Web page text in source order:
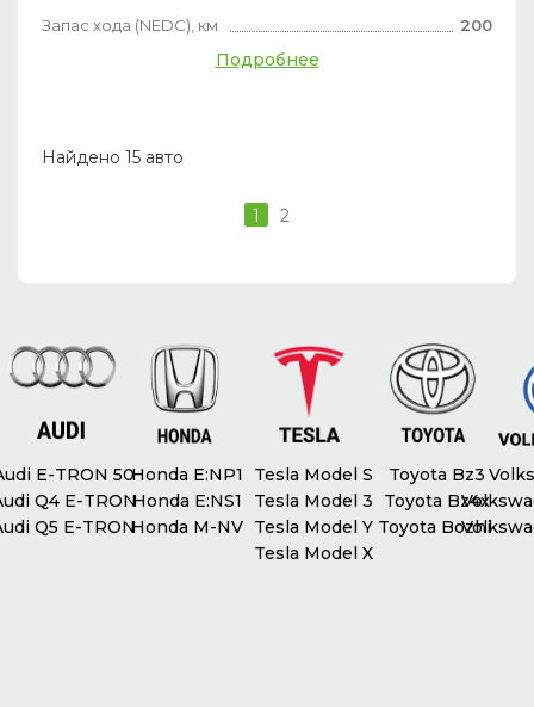
Запас хода (NEDC), км
200
Подробнее
Найдено 15 авто
1 2
E-TRON 50
Q4 E-TRON
Q5 E-TRON
Honda E:NP1
Honda E:NS1
Honda M-NV
Tesla Model S
Tesla Model 3
Tesla Model Y
Tesla Model X
Toyota Bz3
Toyota Bz4x
Toyota Bozhi